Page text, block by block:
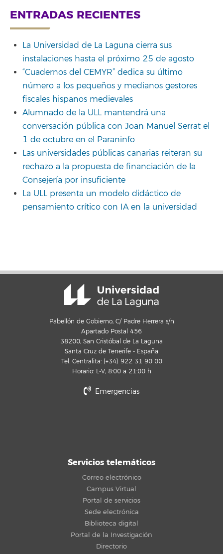
ENTRADAS RECIENTES
La Universidad de La Laguna cierra sus
instalaciones hasta el próximo 25 de agosto
“Cuadernos del CEMYR” dedica su último
número a los pequeños y medianos gestores
fiscales hispanos medievales
Alumnado de la ULL mantendrá una
conversación pública con Joan Manuel Serrat el
1 de octubre en el Paraninfo
Las universidades públicas canarias reiteran su
rechazo a la propuesta de financiación de la
Consejería por insuficiente
La ULL presenta un modelo didáctico de
pensamiento crítico con IA en la universidad
Pabellón de Gobierno, C/ Padre Herrera s/n
Apartado Postal 456
38200, San Cristóbal de La Laguna
Santa Cruz de Tenerife - España
Tel. Centralita: (+34) 922 31 90 00
Horario: L-V, 8:00 a 21:00 h
Emergencias
Servicios telemáticos
Correo electrónico
Campus Virtual
Portal de servicios
Sede electrónica
Biblioteca digital
Portal de la Investigación
Directorio